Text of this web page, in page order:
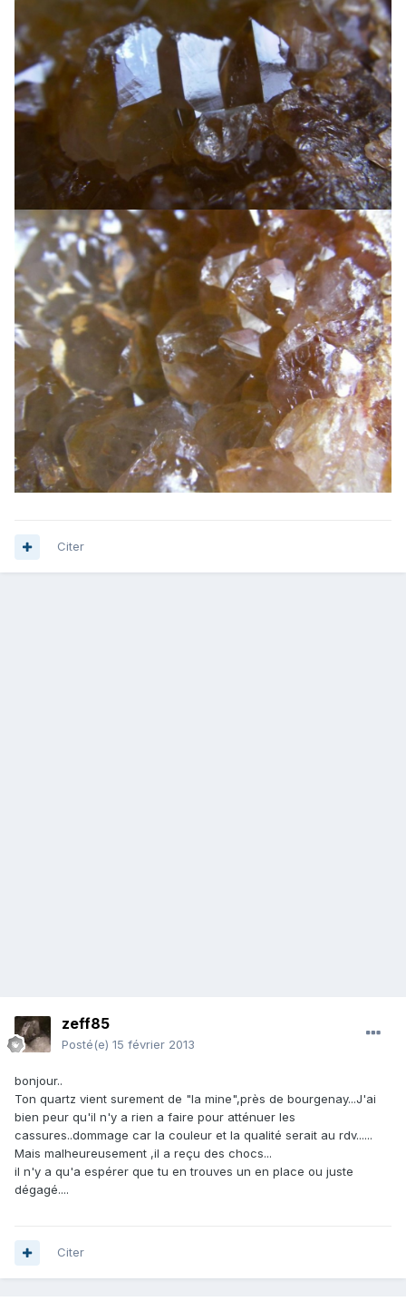
Citer
zeff85
Posté(e) 15 février 2013
bonjour..
Ton quartz vient surement de "la mine",près de bourgenay...J'ai
bien peur qu'il n'y a rien a faire pour atténuer les
cassures..dommage car la couleur et la qualité serait au rdv......
Mais malheureusement ,il a reçu des chocs...
il n'y a qu'a espérer que tu en trouves un en place ou juste
dégagé....
Citer